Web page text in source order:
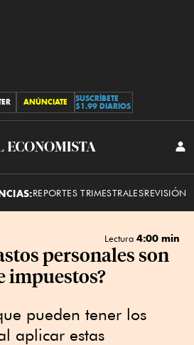
ANÚNCIATE
SUSCRÍBETE
$1.99 DIARIOS
El
REPORTES TRIMESTRALESREVISIÓN
Lectura 4:00 min
personales son
impuestos?
pueden tener los
aplicar estas